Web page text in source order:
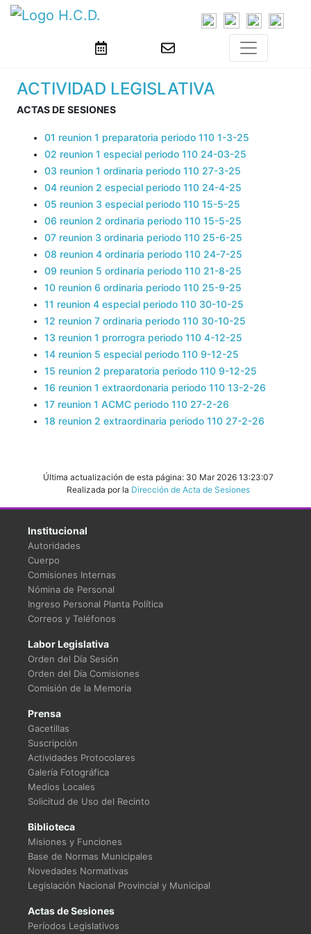
ACTIVIDAD LEGISLATIVA
ACTAS DE SESIONES
01 reunion 1 preparatoria periodo 110 1-3-25
02 reunion 1 especial periodo 110 24-03-25
03 reunion 1 ordinaria periodo 110 27-3-25
04 reunion 2 especial periodo 110 24-4-25
05 reunion 3 especial periodo 110 15-5-25
06 reunion 2 ordinaria periodo 110 15-5-25
07 reunion 3 ordinaria periodo 110 25-6-25
08 reunion 4 ordinaria periodo 110 24-7-25
09 reunion 5 ordinaria periodo 110 21-8-25
10 reunion 6 ordinaria periodo 110 25-9-25
11 reunion 4 especial periodo 110 30-10-25
12 reunion 7 ordinaria periodo 110 30-10-25
13 reunion 1 prorrogra periodo 110 4-12-25
14 reunion 5 especial periodo 110 9-12-25
15 reunion 2 preparatoria periodo 110 9-12-25
16 reunion 1 extraordonaria periodo 110 13-2-26
17 reunion 1 ACMC periodo 110 27-2-26
18 reunion 2 extraordinaria periodo 110 27-2-26
Última actualización de esta página: 30 Mar 2026 13:23:07
Realizada por la Dirección de Acta de Sesiones
Institucional
Autoridades
Cuerpo
Comisiones Internas
Nómina de Personal
Ingreso Personal Planta Política
Correos y Teléfonos
Labor Legislativa
Orden del Día Sesión
Orden del Día Comisiones
Comisión de la Memoria
Prensa
Gacetillas
Suscripción
Actividades Protocolares
Galería Fotográfica
Medios Locales
Solicitud de Uso del Recinto
Biblioteca
Misiones y Funciones
Base de Normas Municipales
Novedades Normativas
Legislación Nacional Provincial y Municipal
Actas de Sesiones
Períodos Legislativos